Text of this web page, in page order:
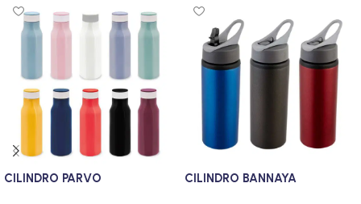
CILINDRO PARVO CILINDRO BANNAYA